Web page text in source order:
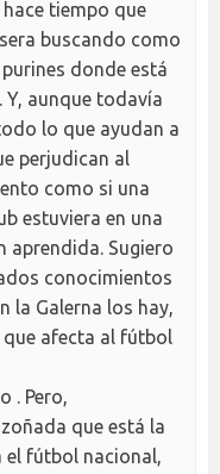
tiempo que
buscando como
donde está
aunque todavía
lo que ayudan a
perjudican al
como si una
estuviera en una
aprendida. Sugiero
conocimientos
la Galerna los hay,
afecta al fútbol
. Pero,
que está la
el fútbol nacional,